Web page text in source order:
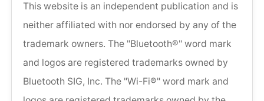
This website is an independent publication and is
neither affiliated with nor endorsed by any of the
trademark owners. The "Bluetooth®" word mark
and logos are registered trademarks owned by
Bluetooth SIG, Inc. The "Wi-Fi®" word mark and